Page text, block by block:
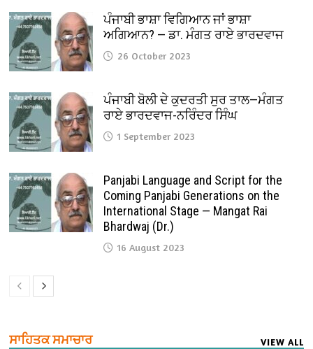
ਪੰਜਾਬੀ ਭਾਸ਼ਾ ਵਿਗਿਆਨ ਜਾਂ ਭਾਸ਼ਾ
ਅਗਿਆਨ? — ਡਾ. ਮੰਗਤ ਰਾਏ ਭਾਰਦਵਾਜ
26 October 2023
ਪੰਜਾਬੀ ਬੋਲੀ ਦੇ ਕੁਦਰਤੀ ਸੁਰ ਤਾਲ—ਮੰਗਤ
ਰਾਏ ਭਾਰਦਵਾਜ-ਨਰਿੰਦਰ ਸਿੰਘ
1 September 2023
Panjabi Language and Script for the
Coming Panjabi Generations on the
International Stage — Mangat Rai
Bhardwaj (Dr.)
16 August 2023
ਸਾਹਿਤਕ ਸਮਾਚਾਰ VIEW ALL